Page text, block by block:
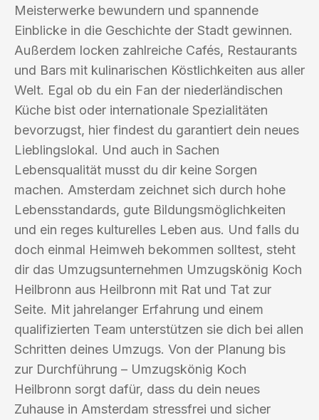
Meisterwerke bewundern und spannende
Einblicke in die Geschichte der Stadt gewinnen.
Außerdem locken zahlreiche Cafés, Restaurants
und Bars mit kulinarischen Köstlichkeiten aus aller
Welt. Egal ob du ein Fan der niederländischen
Küche bist oder internationale Spezialitäten
bevorzugst, hier findest du garantiert dein neues
Lieblingslokal. Und auch in Sachen
Lebensqualität musst du dir keine Sorgen
machen. Amsterdam zeichnet sich durch hohe
Lebensstandards, gute Bildungsmöglichkeiten
und ein reges kulturelles Leben aus. Und falls du
doch einmal Heimweh bekommen solltest, steht
dir das Umzugsunternehmen Umzugskönig Koch
Heilbronn aus Heilbronn mit Rat und Tat zur
Seite. Mit jahrelanger Erfahrung und einem
qualifizierten Team unterstützen sie dich bei allen
Schritten deines Umzugs. Von der Planung bis
zur Durchführung – Umzugskönig Koch
Heilbronn sorgt dafür, dass du dein neues
Zuhause in Amsterdam stressfrei und sicher